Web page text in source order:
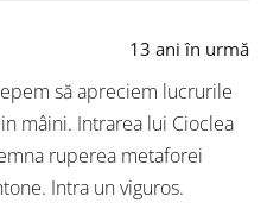
13 ani în urmă
să apreciem lucrurile
mâini. Intrarea lui Cioclea
ruperea metaforei
Intra un viguros.